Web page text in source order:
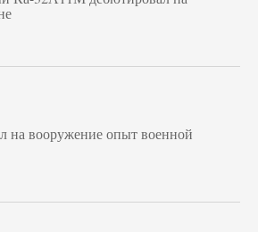
вооружение опыт военной